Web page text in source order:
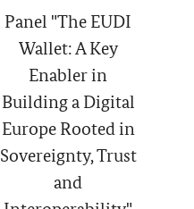
Panel "The EUDI
Wallet: A Key
Enabler in
Building a Digital
Europe Rooted in
Sovereignty, Trust
and